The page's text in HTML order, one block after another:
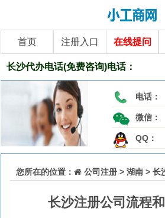
首页 注册入口 在线提问
长沙代办电话(免费咨询)电话：
电话：
微信：
QQ：
您所在的位置： 公司注册 > 湖南 > 长
长沙注册公司流程